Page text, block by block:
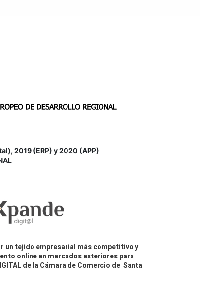
2019 (ERP) y 2020 (APP)
un tejido empresarial más competitivo y
online en mercados exteriores para
de la Cámara de Comercio de Santa